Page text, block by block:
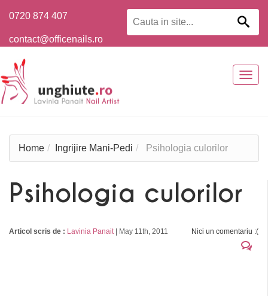
0720 874 407
contact@officenails.ro
Home Ingrijire Mani-Pedi Psihologia culorilor
Psihologia culorilor
Articol scris de : Lavinia Panait| May 11th, 2011 Nici un comentariu :(